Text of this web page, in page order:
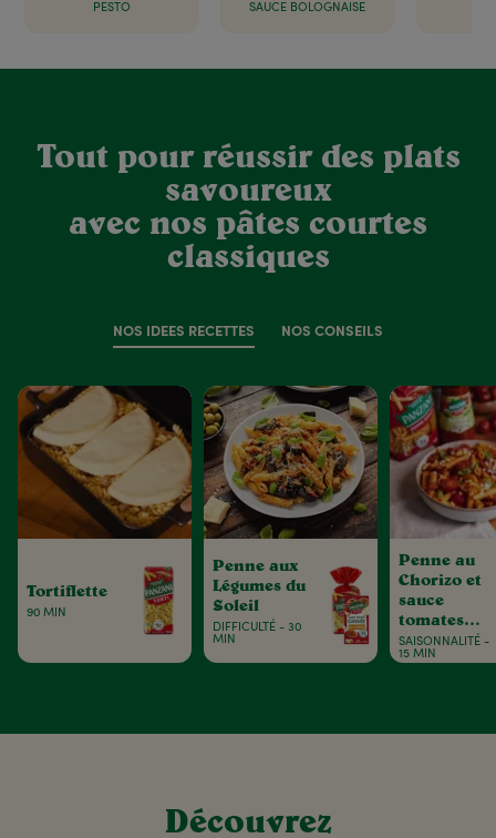
PESTO SAUCE BOLOGNAISE
Tout pour réussir des plats
savoureux
avec nos pâtes courtes
classiques
NOS IDÉES RECETTES NOS CONSEILS
Tortiflette
90 MIN
Penne aux
Légumes du
Soleil
DIFFICULTÉ - 30
MIN
Penne au
Chorizo et
sauce
tomates
basilic
SAISONNALITÉ -
15 MIN
Découvrez